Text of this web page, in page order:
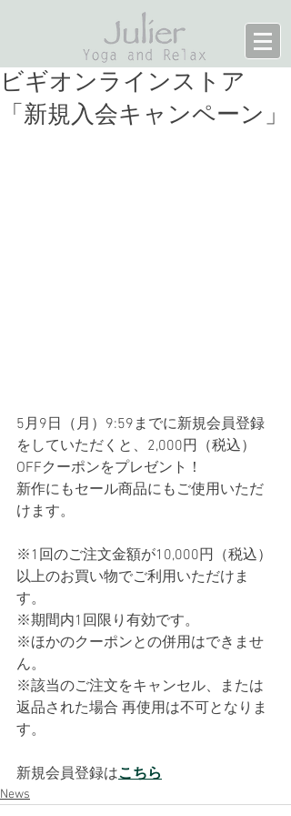
ビギオンラインストア
「新規入会キャンペーン」
5月9日（月）9:59までに新規会員登録
をしていただくと、2,000円（税込）
OFFクーポンをプレゼント！
新作にもセール商品にもご使用いただ
けます。
※1回のご注文金額が10,000円（税込）
以上のお買い物でご利用いただけま
す。
※期間内1回限り有効です。
※ほかのクーポンとの併用はできませ
ん。
※該当のご注文をキャンセル、または
返品された場合 再使用は不可となりま
す。
新規会員登録はこちら
News